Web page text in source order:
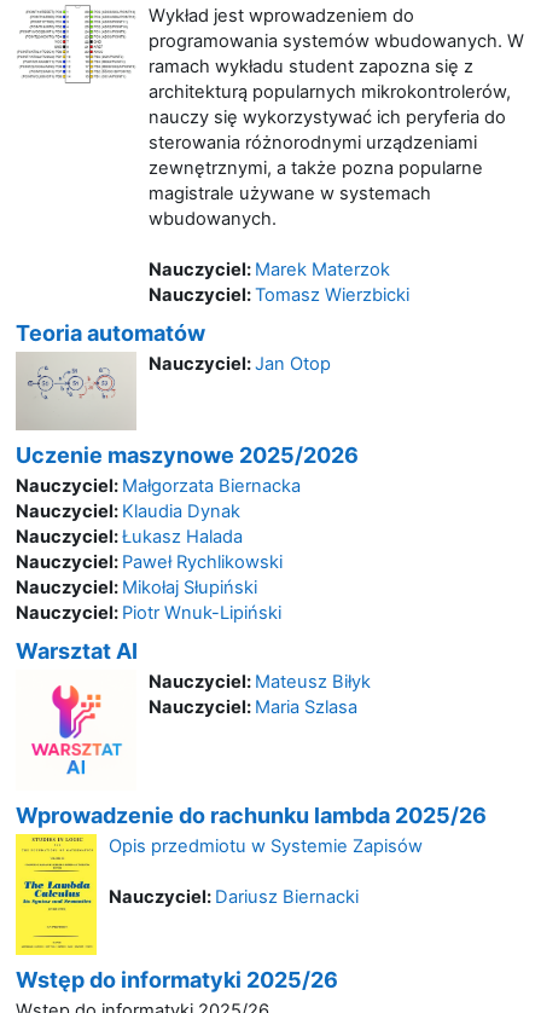
Wykład jest wprowadzeniem do
programowania systemów wbudowanych. W
ramach wykładu student zapozna się z
architekturą popularnych mikrokontrolerów,
nauczy się wykorzystywać ich peryferia do
sterowania różnorodnymi urządzeniami
zewnętrznymi, a także pozna popularne
magistrale używane w systemach
wbudowanych.
Nauczyciel: Marek Materzok
Nauczyciel:Tomasz Wierzbicki
Teoria automatów
Nauczyciel:Jan Otop
Uczenie maszynowe 2025/2026
Nauczyciel: Małgorzata Biernacka
Nauczyciel: Klaudia Dynak
Nauczyciel:Łukasz Halada
Nauczyciel: Paweł Rychlikowski
Nauczyciel: Mikołaj Słupiński
Nauczyciel: Piotr Wnuk-Lipiński
Warsztat AI
Nauczyciel: Mateusz Biłyk
Nauczyciel: Maria Szlasa
Wprowadzenie do rachunku lambda 2025/26
Opis przedmiotu w Systemie Zapisów
Nauczyciel: Dariusz Biernacki
Wstęp do informatyki 2025/26